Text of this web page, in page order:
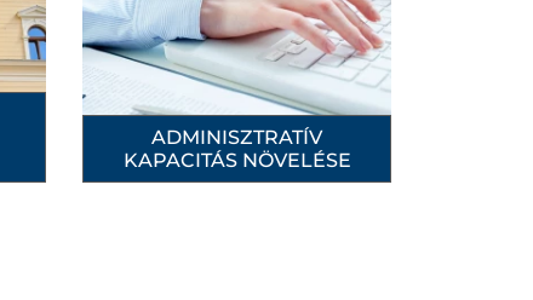
ADMINISZTRATÍV
KAPACITÁS NÖVELÉSE